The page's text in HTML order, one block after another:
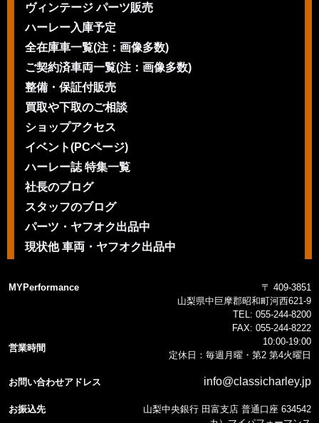
ヴィンテージ パーツ販売
ハーレー入庫予定
全在庫車一覧(注：画像多数)
ご契約済車両一覧(注：画像多数)
整備・保証付販売
買取や下取のご相談
ショップアクセス
イベント(PCページ)
ハーレー誌 特集一覧
社長のブログ
スタッフのブログ
パーツ・ヤフオク出品中
現状他 車両・ヤフオク出品中
MYPerformance
〒 409-3851
山梨県中巨摩郡昭和町河西621-9
TEL: 055-244-8200
FAX: 055-244-8222
営業時間
10:00-19:00
定休日：毎週月曜・第2 第4火曜日
お問い合わせアドレス info@classicharley.jp
お振込先
山梨中央銀行 田富支店 普通口座 634542